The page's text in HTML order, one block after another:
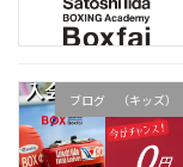
ブログ （キッズ）